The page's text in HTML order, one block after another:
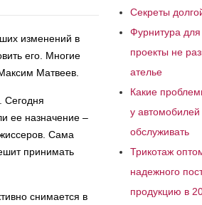
изменений в
его. Многие
Матвеев.
Сегодня
ее назначение –
Сама
принимать
снимается в
Секреты
Фурнитура
проекты не
ателье
Какие
у автомобилей
обслуживать
Трикотаж
надежного
продукцию в